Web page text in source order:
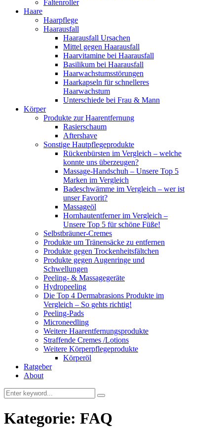
Faltenroller
Haare
Haarpflege
Haarausfall
Haarausfall Ursachen
Mittel gegen Haarausfall
Haarvitamine bei Haarausfall
Basilikum bei Haarausfall
Haarwachstumsstörungen
Haarkapseln für schnelleres
Haarwachstum
Unterschiede bei Frau & Mann
Körper
Produkte zur Haarentfernung
Rasierschaum
Aftershave
Sonstige Hautpflegeprodukte
Rückenbürsten im Vergleich – welche
konnte uns überzeugen?
Massage-Handschuh – Unsere Top 5
Marken im Vergleich
Badeschwämme im Vergleich – wer ist
unser Favorit?
Massageöl
Hornhautentferner im Vergleich –
Unsere Top 5 für schöne Füße!
Selbstbräuner-Cremes
Produkte um Tränensäcke zu entfernen
Produkte gegen Trockenheitsfältchen
Produkte gegen Augenringe und
Schwellungen
Peeling- & Massagegeräte
Hydropeeling
Die Top 4 Dermabrasions Produkte im
Vergleich – So gehts richtig!
Peeling-Pads
Microneedling
Weitere Haarentfernungsprodukte
Straffende Cremes /Lotions
Weitere Körperpflegeprodukte
Körperöl
Ratgeber
About
Kategorie: FAQ